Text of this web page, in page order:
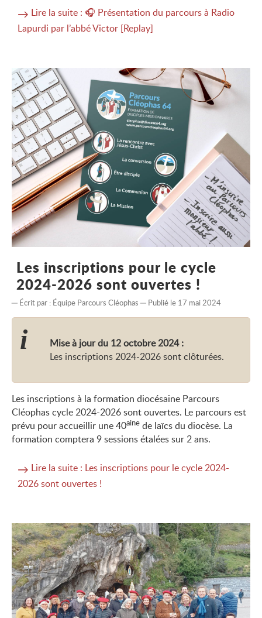
Lire la suite : 🎧 Présentation du parcours à Radio
Lapurdi par l’abbé Victor [Replay]
Les inscriptions pour le cycle
2024-2026 sont ouvertes !
Écrit par : Équipe Parcours Cléophas Publié le 17 mai 2024
Mise à jour du 12 octobre 2024 :
Les inscriptions 2024-2026 sont clôturées.
Les inscriptions à la formation diocésaine Parcours
Cléophas cycle 2024-2026 sont ouvertes. Le parcours est
prévu pour accueillir une 40aine de laïcs du diocèse. La
formation comptera 9 sessions étalées sur 2 ans.
Lire la suite : Les inscriptions pour le cycle 2024-
2026 sont ouvertes !